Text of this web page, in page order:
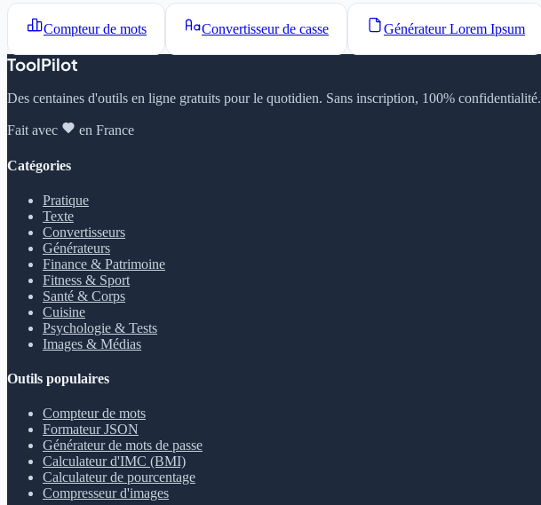
Compteur de mots Convertisseur de casse Générateur Lorem Ipsum
ToolPilot
Des centaines d'outils en ligne gratuits pour le quotidien. Sans inscription, 100% confidentialité.
Fait avec en France
Catégories
Pratique
Texte
Convertisseurs
Générateurs
Finance & Patrimoine
Fitness & Sport
Santé & Corps
Cuisine
Psychologie & Tests
Images & Médias
Outils populaires
Compteur de mots
Formateur JSON
Générateur de mots de passe
Calculateur d'IMC (BMI)
Calculateur de pourcentage
Compresseur d'images